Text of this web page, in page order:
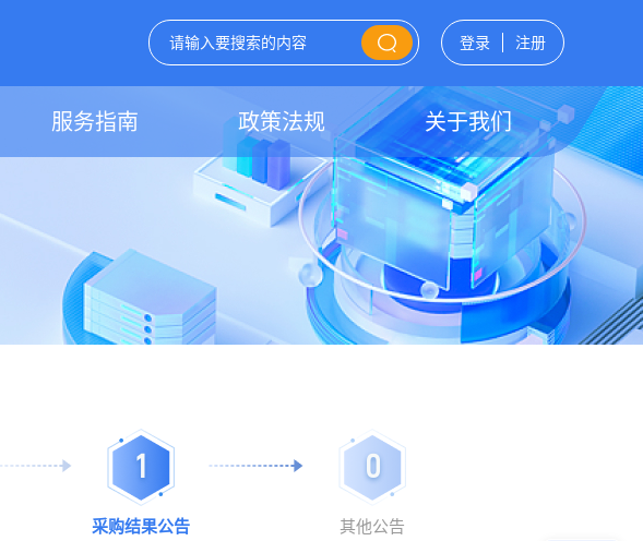
登录 注册
服务指南 政策法规 关于我们
1
采购结果公告
0
其他公告